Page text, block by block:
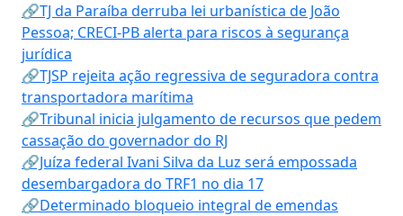
🔗TJ da Paraíba derruba lei urbanística de João
Pessoa; CRECI-PB alerta para riscos à segurança
jurídica
🔗TJSP rejeita ação regressiva de seguradora contra
transportadora marítima
🔗Tribunal inicia julgamento de recursos que pedem
cassação do governador do RJ
🔗Juíza federal Ivani Silva da Luz será empossada
desembargadora do TRF1 no dia 17
🔗Determinado bloqueio integral de emendas